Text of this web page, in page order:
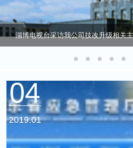
淄博电视台采访我公司技改升级相关主题
04
2019.01